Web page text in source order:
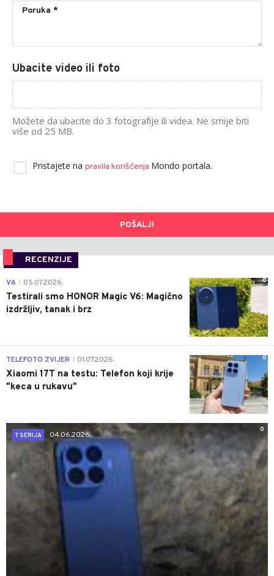
Ubacite video ili foto
Možete da ubacite do 3 fotografije ili videa. Ne smije biti
više od 25 MB.
Pristajete na pravila korišćenja Mondo portala.
POŠALJI
RECENZIJE
0
V6 05.07.2026.
Testirali smo HONOR Magic V6: Magično
izdržljiv, tanak i brz
0
TELEFOTO ZVIJER 01.07.2026.
Xiaomi 17T na testu: Telefon koji krije
"keca u rukavu"
0
T SERIJA
04.06.2026.